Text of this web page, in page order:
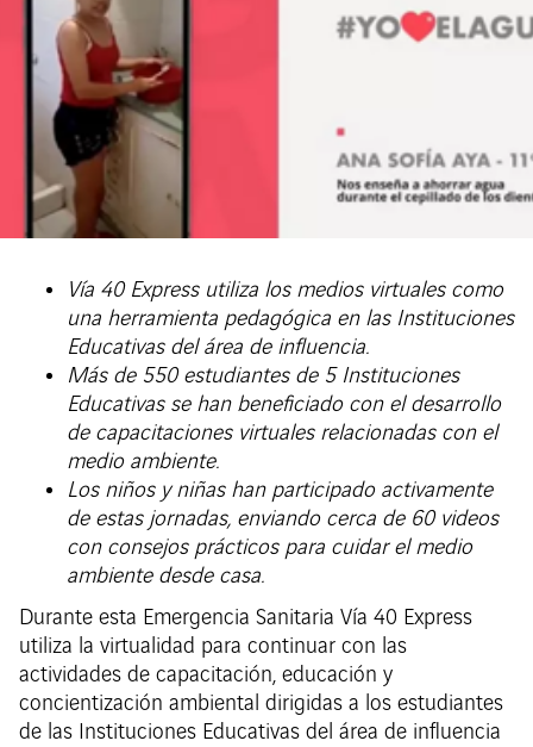
Vía 40 Express utiliza los medios virtuales como
una herramienta pedagógica en las Instituciones
Educativas del área de influencia.
Más de 550 estudiantes de 5 Instituciones
Educativas se han beneficiado con el desarrollo
de capacitaciones virtuales relacionadas con el
medio ambiente.
Los niños y niñas han participado activamente
de estas jornadas, enviando cerca de 60 videos
con consejos prácticos para cuidar el medio
ambiente desde casa.
Durante esta Emergencia Sanitaria Vía 40 Express
utiliza la virtualidad para continuar con las
actividades de capacitación, educación y
concientización ambiental dirigidas a los estudiantes
de las Instituciones Educativas del área de influencia